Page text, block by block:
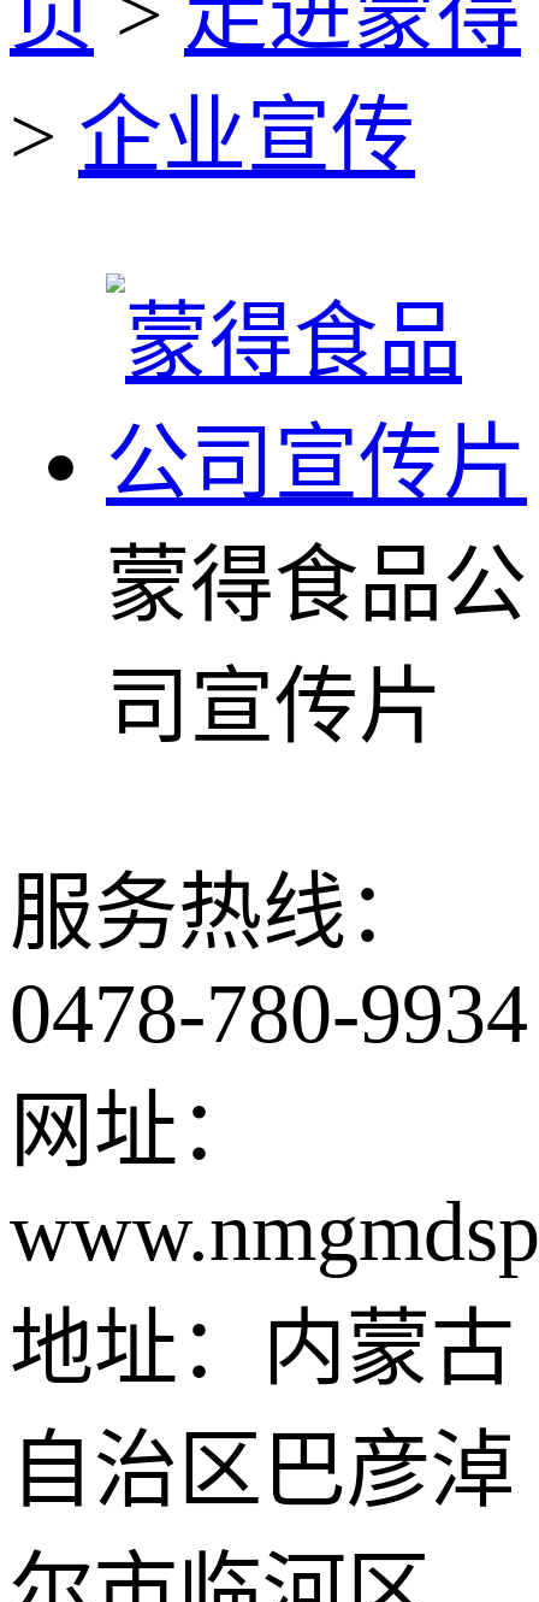
> 企业宣传
蒙得食品公
司宣传片
服务热线：
0478-780-9934
网址：
地址：内蒙古
自治区巴彦淖